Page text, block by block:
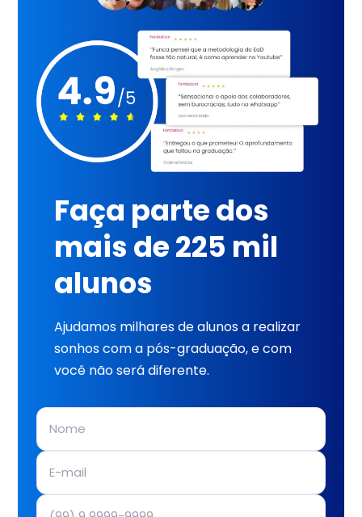
Faça parte dos
mais de 225 mil
alunos
Ajudamos milhares de alunos a realizar
sonhos com a pós-graduação, e com
você não será diferente.